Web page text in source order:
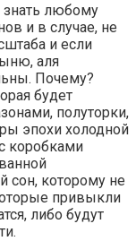
любому
и в случае, не
и если
аля
Почему?
будет
полуторки,
эпохи холодной
коробками
сон, которому не
привыкли
либо будут